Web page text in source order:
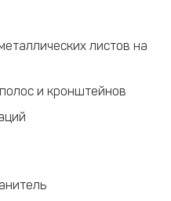
листов на
и кронштейнов